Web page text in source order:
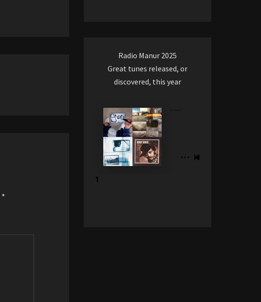
*
Radio Manur 2025
Great tunes released, or
discovered, this year